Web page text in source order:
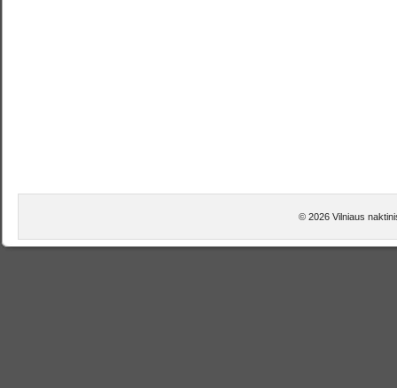
© 2026 Vilniaus